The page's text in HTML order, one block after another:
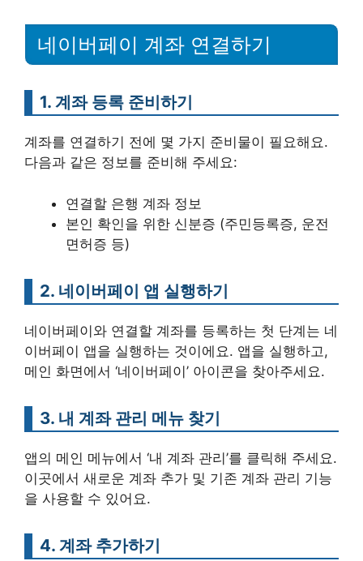
네이버페이 계좌 연결하기
1. 계좌 등록 준비하기
계좌를 연결하기 전에 몇 가지 준비물이 필요해요.
다음과 같은 정보를 준비해 주세요:
연결할 은행 계좌 정보
본인 확인을 위한 신분증 (주민등록증, 운전
면허증 등)
2. 네이버페이 앱 실행하기
네이버페이와 연결할 계좌를 등록하는 첫 단계는 네
이버페이 앱을 실행하는 것이에요. 앱을 실행하고,
메인 화면에서 ‘네이버페이’ 아이콘을 찾아주세요.
3. 내 계좌 관리 메뉴 찾기
앱의 메인 메뉴에서 ‘내 계좌 관리’를 클릭해 주세요.
이곳에서 새로운 계좌 추가 및 기존 계좌 관리 기능
을 사용할 수 있어요.
4. 계좌 추가하기